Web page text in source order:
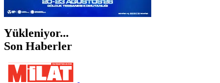
Yükleniyor...
Son Haberler